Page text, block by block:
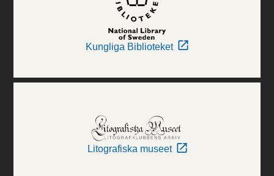
Kungliga Biblioteket
Litografiska museet